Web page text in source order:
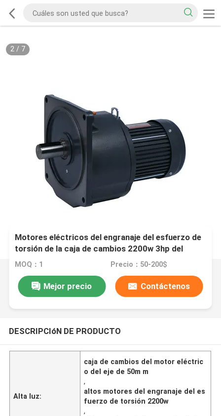
2/ 7
Motores eléctricos del engranaje del esfuerzo de
torsión de la caja de cambios 2200w 3hp del
motor del eje de 50m m altos
MOQ：1 Precio：50-200$
Mejor precio Contáctenos
DESCRIPCIóN DE PRODUCTO
Alta luz:
caja de cambios del motor eléctric
o del eje de 50m m
,
altos motores del engranaje del es
fuerzo de torsión 2200w
,